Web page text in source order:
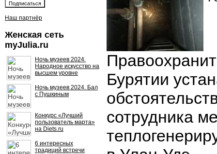
Наш партнёр
Женская сеть
myJulia.ru
Ночь музеев 2024.
Народное искусство на
высшем уровне
Ночь музеев 2024. Бал
с Пушкиным
Конкурс «Лучший
пользователь марта»
на Diets.ru
6 интересных
традиций встречи
Бурятии
сотрудника